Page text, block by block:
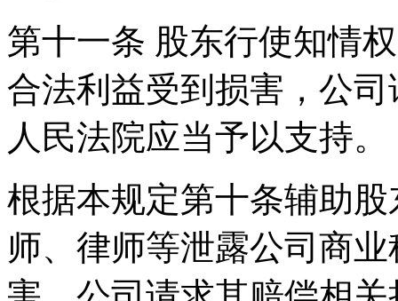
第十一条 股东行使知情
合法利益受到损害，公
人民法院应当予以支持。
根据本规定第十条辅助
师、律师等泄露公司商